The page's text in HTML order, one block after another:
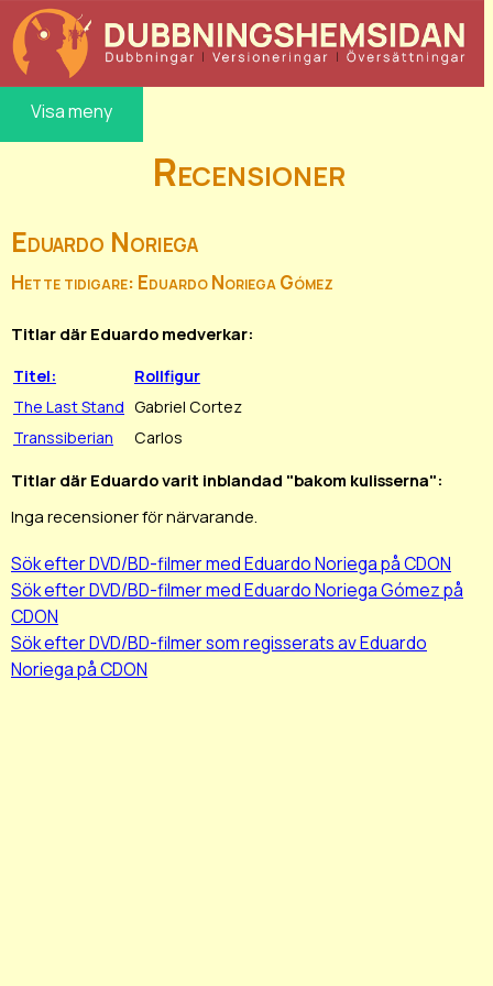
Visa meny
Recensioner
Eduardo Noriega
Hette tidigare: Eduardo Noriega Gómez
Titlar där Eduardo medverkar:
Titel:
Rollfigur
The Last Stand Gabriel Cortez
Transsiberian
Carlos
Titlar där Eduardo varit inblandad "bakom kulisserna":
Inga recensioner för närvarande.
Sök efter DVD/BD-filmer med Eduardo Noriega på CDON
Sök efter DVD/BD-filmer med Eduardo Noriega Gómez på
CDON
Sök efter DVD/BD-filmer som regisserats av Eduardo
Noriega på CDON